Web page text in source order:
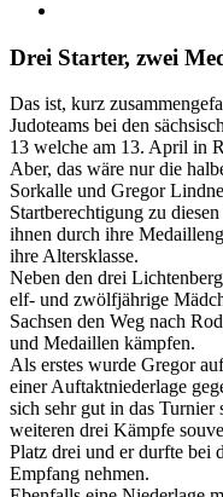
Bild
Drei Starter, zwei
Das ist, kurz
Judoteams bei den
13 welche am 13. April in
Aber, das wäre nur die
Sorkalle und Gregor
Startberechtigung zu
ihnen durch ihre
ihre Altersklasse.
Neben den drei
elf- und zwölfjährige
Sachsen den Weg nach
und Medaillen kämpfen.
Als erstes wurde Gregor
einer Auftaktniederlage
sich sehr gut in das Turnier
weiteren drei Kämpfe
Platz drei und er durfte bei
Empfang nehmen.